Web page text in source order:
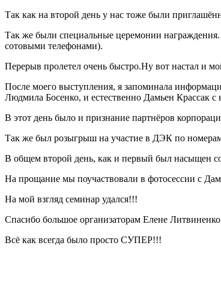
Так как на второй день у нас тоже были
Так же были специальные церемонии награждения.
сотовыми телефонами).
Перерыв пролетел очень быстро.Ну вот настал и
После моего выступления, я запоминала
Людмила Босенко, и естественно Дамьен Крассак
В этот день было и признание партнёров
Так же был розыгрыш на участие в ДЭК по
В общем второй день, как и первый был насыщен
На прощание мы поучаствовали в фотосессии с
На мой взгляд семинар удался!!!
Спасибо большое организаторам Елене
Всё как всегда было просто СУПЕР!!!